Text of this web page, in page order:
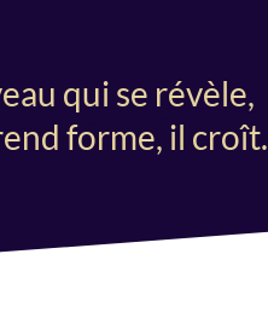
qui se révèle,
forme, il croît.